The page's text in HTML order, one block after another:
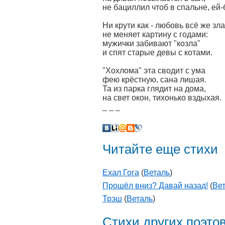
не бациллил чтоб в спальне, ей-
Ни крути как - любовь всё же
не меняет картину с годами:
мужички забивают "козла"
и спят старые девы с котами.
"Хохлома" эта сводит с ума
фею крёстную, сана лишая.
Та из парка глядит на дома,
на свет окон, тихонько вздыхая.
Читайте еще стихи
Ехал Гога (Веталь)
Прошёл вниз? Давай назад! (
Трэш (Веталь)
Стихи других